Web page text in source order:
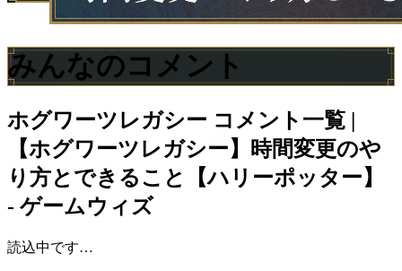
みんなのコメント
ホグワーツレガシー コメント一覧 |
【ホグワーツレガシー】時間変更のや
り方とできること【ハリーポッター】
- ゲームウィズ
読込中です…